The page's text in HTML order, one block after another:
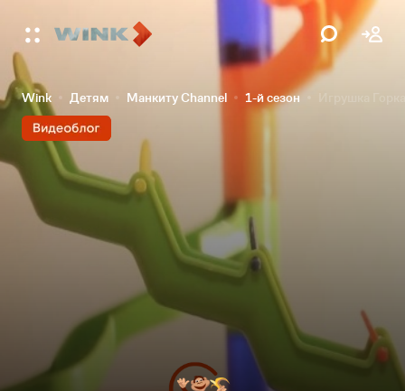
Wink Детям Манкиту Сhannel 1-й сезон